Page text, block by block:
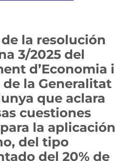
la resolución
3/2025 del
d’Economia i
de la Generalitat
que aclara
cuestiones
la aplicación
del tipo
del 20% de